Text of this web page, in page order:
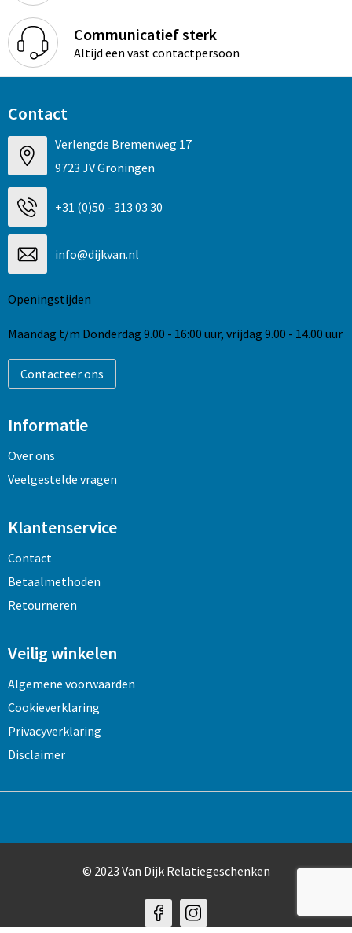
Communicatief sterk
Altijd een vast contactpersoon
Contact
Verlengde Bremenweg 17
9723 JV Groningen
+31 (0)50 - 313 03 30
info@dijkvan.nl
Openingstijden
Maandag t/m Donderdag 9.00 - 16:00 uur, vrijdag 9.00 - 14.00 uur
Contacteer ons
Informatie
Over ons
Veelgestelde vragen
Klantenservice
Contact
Betaalmethoden
Retourneren
Veilig winkelen
Algemene voorwaarden
Cookieverklaring
Privacyverklaring
Disclaimer
© 2023 Van Dijk Relatiegeschenken